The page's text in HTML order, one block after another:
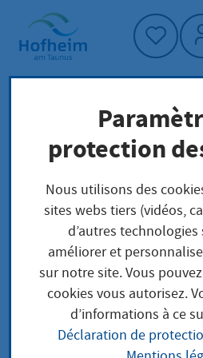
Accueil"
Page d'accueil
Trouver un
Préoccupations locales
Erlaubnis zum Führen der
Anästhesietechnische
Anästhesietechnischer
Erlaubnis
der
protection
Nous utilisons des
sites webs tiers (vidéos,
d’autres
améliorer et
sur notre site. Vous
cookies vous autorisez.
d’informations à ce
Déclaration de